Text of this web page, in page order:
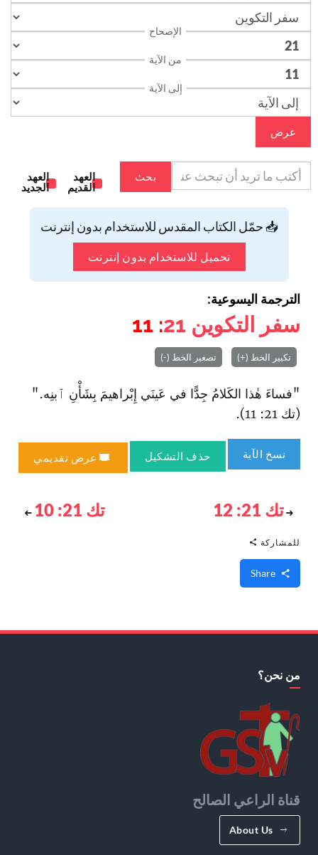
الإصحاح
من الآية
إلى الآية
عرض
بحث
العهد
القديم
العهد
الجديد
📥 حمّل الكتاب المقدس للاستخدام بدون إنترنت
تحميل للاستخدام بدون إنترنت
الترجمة اليسوعية:
سفر التكوين 21
: 11
تكبير الخط (+) تصغير الخط (-)
"فساءَ هٰذا الكَلامُ جِدًّا في عَينَي إِبْراهيمَ بِشَأْنِ ٱبنِه."
(تك 21: 11).
نسخ الآية حذف التشكيل عرض تقديمي
تك 21: 12 تك 21: 10
للمشاركة
من نحن؟
قناة الراعي الصالح
About Us